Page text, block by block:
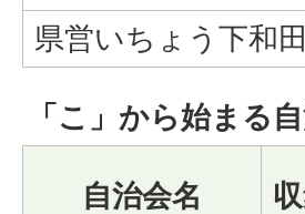
県営いちょう下和
「こ」から始まる
自治会名